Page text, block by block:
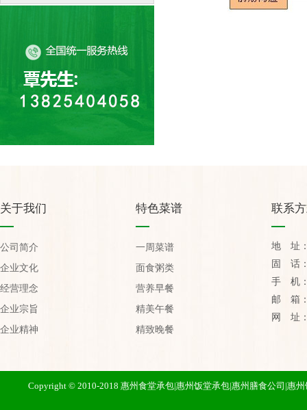
关于我们
公司简介
企业文化
经营理念
企业宗旨
企业精神
特色菜谱
一周菜谱
面食粥类
营养早餐
精美午餐
精致晚餐
联系
地 址：
固 话：
手 机：
邮 箱：
网 址：
Copyright © 2010-2018 惠州食堂承包|惠州饭堂承包|惠州膳食公司|惠